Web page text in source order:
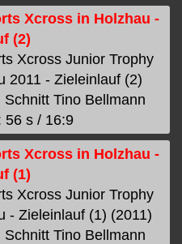
Xcross in Holzhau -
(2)
Xcross Junior Trophy
2011 - Zieleinlauf (2)
Schnitt Tino Bellmann
56 s / 16:9
Xcross in Holzhau -
(1)
Xcross Junior Trophy
- Zieleinlauf (1) (2011)
Schnitt Tino Bellmann